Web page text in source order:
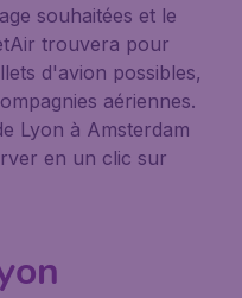
souhaitées et le
trouvera pour
d'avion possibles,
aériennes.
Lyon à Amsterdam
en un clic sur